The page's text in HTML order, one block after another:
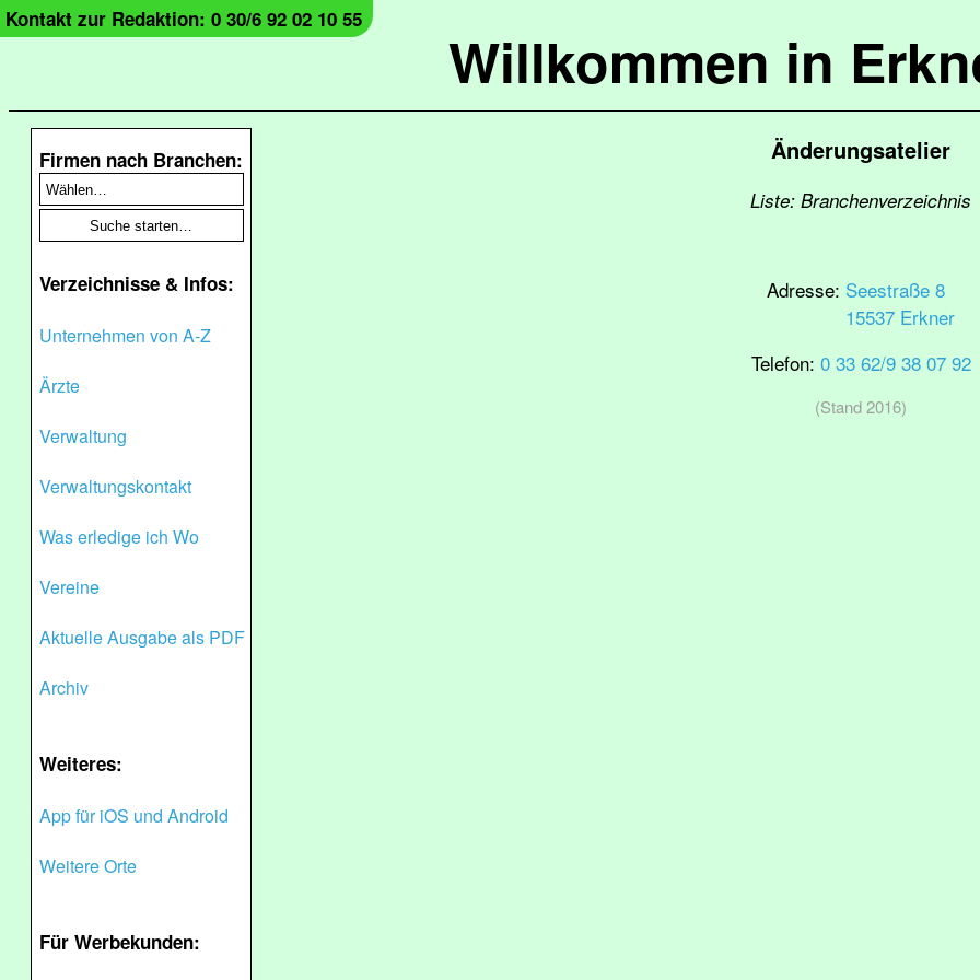
Willkommen in
Kontakt zur Redaktion: 0 30/6 92 02 10 55
Firmen nach Branchen:
Verzeichnisse & Infos:
Unternehmen von A-Z
Ärzte
Verwaltung
Verwaltungskontakt
Was erledige ich Wo
Vereine
Aktuelle Ausgabe als PDF
Archiv
Weiteres:
App für iOS und Android
Weitere Orte
Für Werbekunden:
Änderungsatelier
Liste: Branchenverzeichnis
Adresse: Seestraße 8
15537 Erkner
Telefon: 0 33 62/9 38 07 92
(Stand 2016)